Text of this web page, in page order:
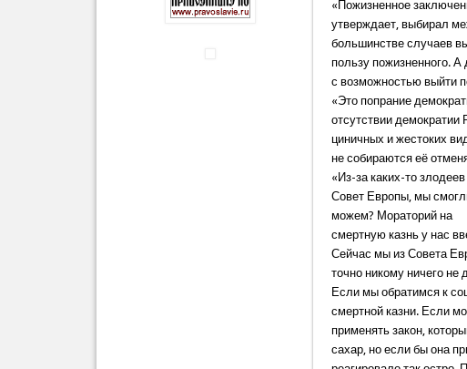
«Пожизненное
утверждает, выбирал
большинстве случаев
пользу пожизненного.
с возможностью выйти
«Это попрание
отсутствии
циничных и жестоких
не собираются её
«Из-за каких-то
Совет Европы, мы
можем? Мораторий на
смертную казнь у нас
Сейчас мы из Совета
точно никому ничего
Если мы обратимся к
смертной казни. Если
применять закон,
сахар, но если бы она